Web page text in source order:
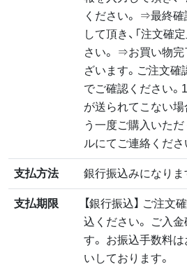
ください。 ⇒最終
して頂き、「注文確
さい。 ⇒お買い物
ざいます。ご注文
でご確認ください
が送られてこない場
う一度ご購入いただ
ルにてご連絡くださ
支払方法 銀行振込みになりま
支払期限
【銀行振込】 ご注文
込ください。 ご入
す。 お振込手数料
いしております。